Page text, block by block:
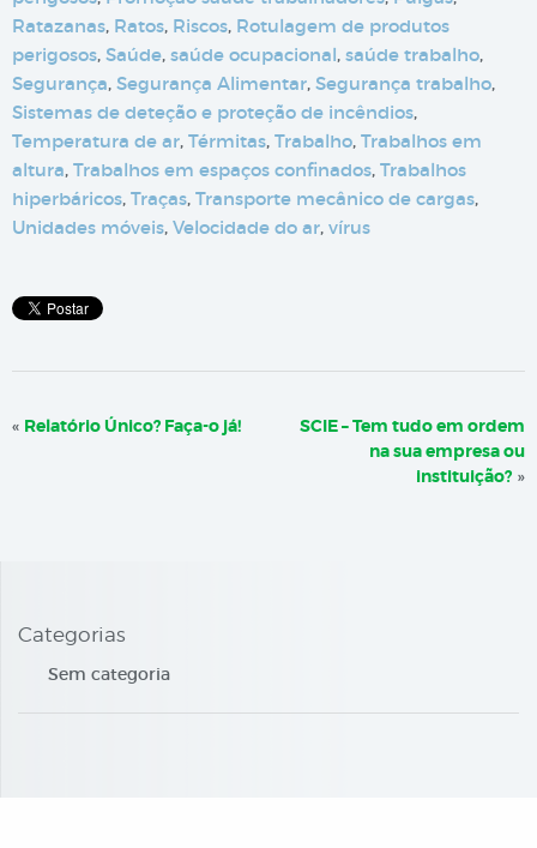
Ratazanas, Ratos, Riscos, Rotulagem de produtos
perigosos, Saúde, saúde ocupacional, saúde trabalho,
Segurança, Segurança Alimentar, Segurança trabalho,
Sistemas de deteção e proteção de incêndios,
Temperatura de ar, Térmitas, Trabalho, Trabalhos em
altura, Trabalhos em espaços confinados, Trabalhos
hiperbáricos, Traças, Transporte mecânico de cargas,
Unidades móveis, Velocidade do ar, vírus
« Relatório Único? Faça-o já!
SCIE – Tem tudo em ordem
na sua empresa ou
instituição? »
Categorias
Sem categoria